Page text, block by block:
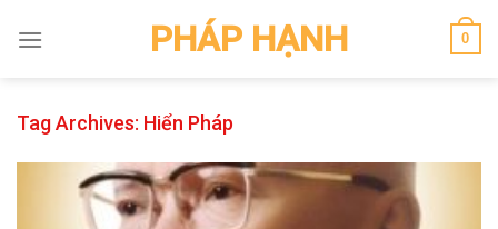
PHÁP HẠNH 0
Tag Archives: Hiển Pháp